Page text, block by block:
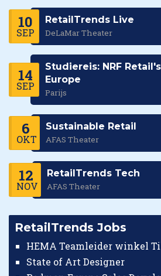
10
SEP
RetailTrends Live
DeLaMar Theater
14
SEP
Studiereis: NRF
Europe
Parijs
6
OKT
Sustainable Retail
AFAS Theater
12
NOV
RetailTrends Tech
AFAS Theater
RetailTrends Jobs
HEMA Teamleider winkel
State of Art Designer